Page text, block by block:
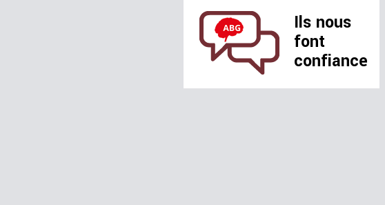
Ils nous
font
confiance